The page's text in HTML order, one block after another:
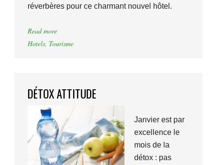
réverbères pour ce charmant nouvel hôtel.
Read more
Hotels, Tourisme
DÉTOX ATTITUDE
Janvier est par
excellence le
mois de la
détox : pas